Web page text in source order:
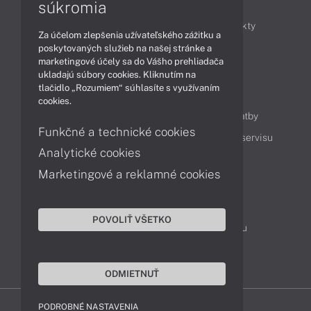
Produkty
Technológie
Videá
Obsah
Možnosti doručenia a platby
Podpora a servis
Servisné služby Cenník servisu
Kontakty
043 4224 771
Obchodné oddelenie
Reklamácia tovaru
súkromia
Za účelom zlepšenia užívateľského zážitku a
poskytovaných služieb na našej stránke a
marketingové účely sa do Vášho prehliadača
ukladajú súbory cookies. Kliknutím na
tlačidlo „Rozumiem“ súhlasíte s využívaním
cookies.
Funkčné a technické cookies
Analytické cookies
Marketingové a reklamné cookies
POVOLIŤ VŠETKO
ODMIETNUŤ
PODROBNÉ NASTAVENIA